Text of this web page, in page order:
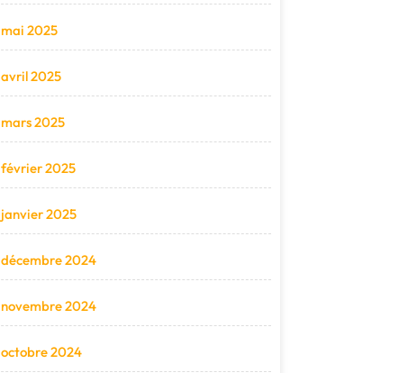
mai 2025
avril 2025
mars 2025
février 2025
janvier 2025
décembre 2024
novembre 2024
octobre 2024